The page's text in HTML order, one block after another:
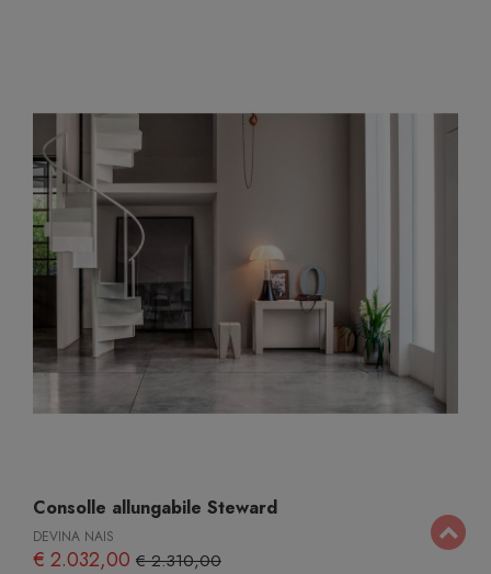
Consolle allungabile Steward
DEVINA NAIS
€ 2.032,00 € 2.310,00